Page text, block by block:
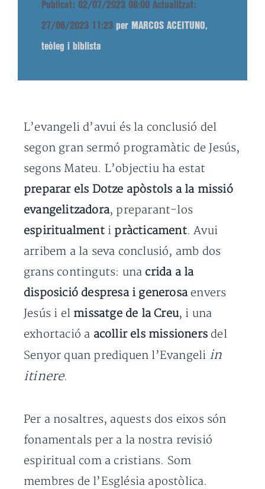
Publicat: 02/07/2023 08:00 Actualitzat:
27/06/2023 11:23 per MARCOS ACEITUNO,
teòleg i biblista
L’evangeli d’avui és la conclusió del
segon gran sermó programàtic de Jesús,
segons Mateu. L’objectiu ha estat
preparar els Dotze apòstols a la missió
evangelitzadora, preparant-los
espiritualment i pràcticament. Avui
arribem a la seva conclusió, amb dos
grans continguts: una crida a la
disposició despresa i generosaenvers
Jesús i el missatge de la Creu, i una
exhortació a acollir els missioners del
Senyor quan prediquen l’Evangeli in
itinere.
Per a nosaltres, aquests dos eixos són
fonamentals per a la nostra revisió
espiritual com a cristians. Som
membres de l’Església apostòlica.